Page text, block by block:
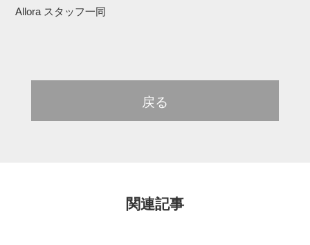
Allora スタッフ一同
戻る
関連記事